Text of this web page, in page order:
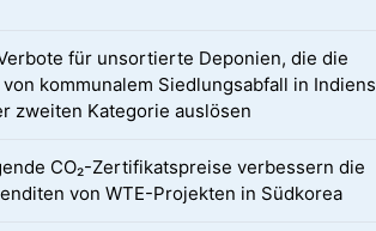
für unsortierte Deponien, die die
kommunalem Siedlungsabfall in Indiens
zweiten Kategorie auslösen
CO₂-Zertifikatspreise verbessern die
von WTE-Projekten in Südkorea